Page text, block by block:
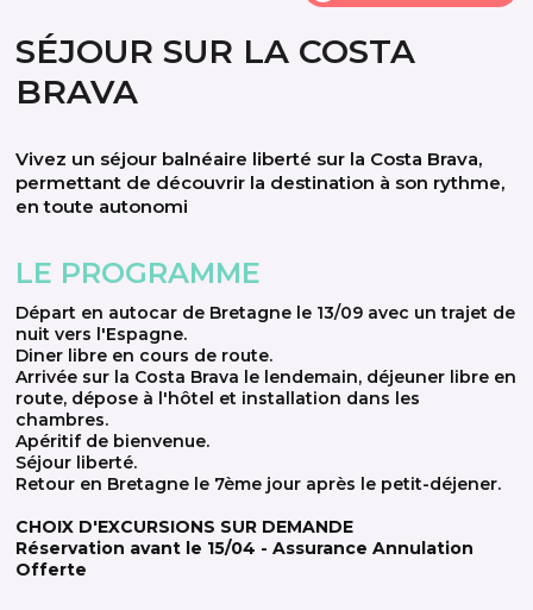
SÉJOUR SUR LA COSTA
BRAVA
Vivez un séjour balnéaire liberté sur la Costa Brava,
permettant de découvrir la destination à son rythme,
en toute autonomi
LE PROGRAMME
Départ en autocar de Bretagne le 13/09 avec un trajet de
nuit vers l'Espagne.
Diner libre en cours de route.
Arrivée sur la Costa Brava le lendemain, déjeuner libre en
route, dépose à l'hôtel et installation dans les
chambres.
Apéritif de bienvenue.
Séjour liberté.
Retour en Bretagne le 7ème jour après le petit-déjener.
CHOIX D'EXCURSIONS SUR DEMANDE
Réservation avant le 15/04 - Assurance Annulation
Offerte